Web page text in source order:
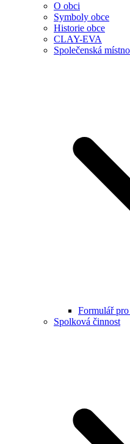
O obci
Symboly obce
Historie obce
CLAY-EVA
Společenská
Formulář
Spolková činnost